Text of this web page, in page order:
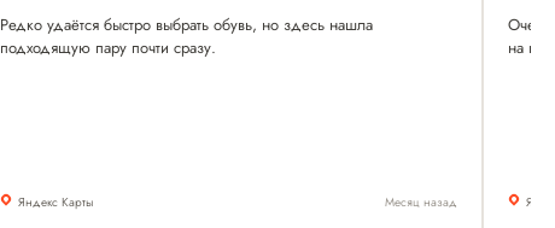
Редко удаётся быстро выбрать обувь, но здесь нашла
подходящую пару почти сразу.
Яндекс Карты Месяц назад
Очень
на